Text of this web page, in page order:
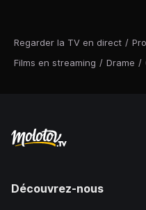
Regarder la TV en direct /
Films en streaming / Drame /
Découvrez-nous